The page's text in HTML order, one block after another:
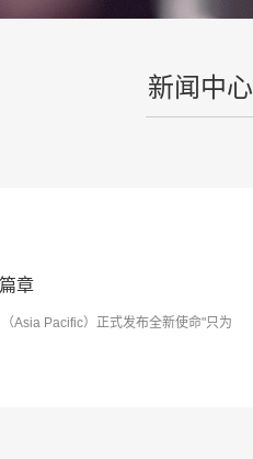
新闻中心
章
Asia Pacific）正式发布全新使命"只为